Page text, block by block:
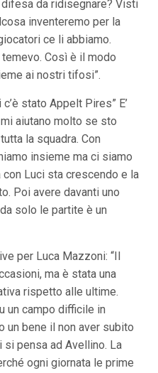
da ridisegnare? Visti
inventeremo per la
ce li abbiamo.
temevo. Così è il modo
ai nostri tifosi”.
stato Appelt Pires” E’
aiutano molto se sto
la squadra. Con
insieme ma ci siamo
Luci sta crescendo e la
Poi avere davanti uno
solo le partite è un
per Luca Mazzoni: “Il
ma è stata una
rispetto alle ultime.
un campo difficile in
un bene il non aver subito
pensa ad Avellino. La
ogni giornata le prime